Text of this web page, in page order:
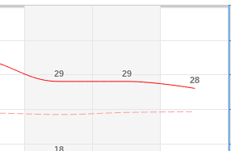
29
29 29
29
28
28